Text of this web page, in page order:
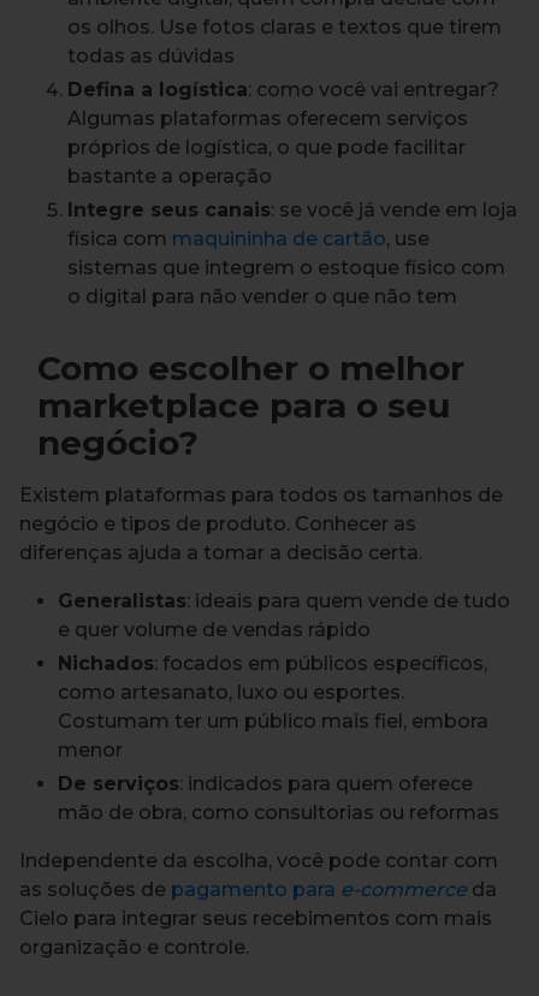
os olhos. Use fotos claras e textos que tirem
todas as dúvidas
Defina a logística: como você vai entregar?
Algumas plataformas oferecem serviços
próprios de logística, o que pode facilitar
bastante a operação
Integre seus canais: se você já vende em loja
física com maquininha de cartão, use
sistemas que integrem o estoque físico com
o digital para não vender o que não tem
Como escolher o melhor
marketplace para o seu
negócio?
Existem plataformas para todos os tamanhos de
negócio e tipos de produto. Conhecer as
diferenças ajuda a tomar a decisão certa.
Generalistas: ideais para quem vende de tudo
e quer volume de vendas rápido
Nichados: focados em públicos específicos,
como artesanato, luxo ou esportes.
Costumam ter um público mais fiel, embora
menor
De serviços: indicados para quem oferece
mão de obra, como consultorias ou reformas
Independente da escolha, você pode contar com
as soluções de pagamento para e-commerce da
Cielo para integrar seus recebimentos com mais
organização e controle.